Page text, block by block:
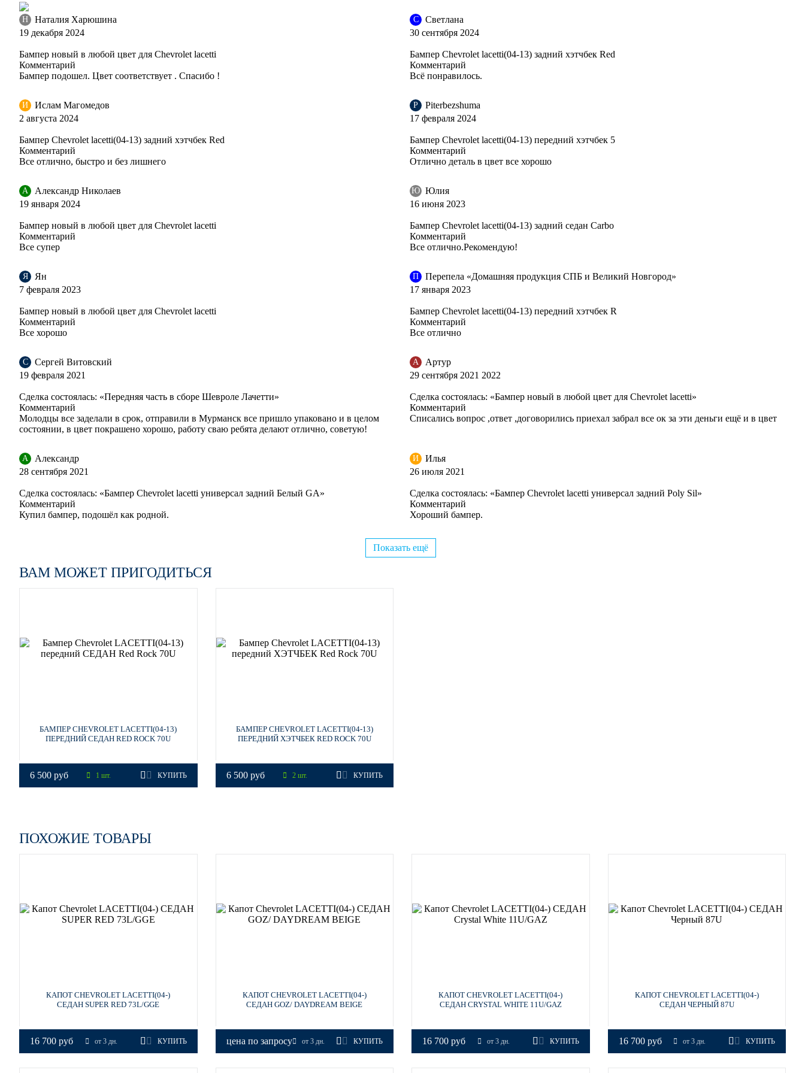
GAZ, 40R, 8624 - SUMMIT WHITE, OLYMPIC WHITE, SCHNEEWEISS, ARCTIC WHITE, BIALY SUMMIT (СОЛИД)
70U - RED ROCK
70U - RED ROCK
70U - RED ROCK
58U - DARK TURQUOISE
58U - DARK TURQUOISE
58U - DARK TURQUOISE
15U, 26V - IMPERIAL BLUE
87U - PEARL BLACK
92U, GCY - POLY SILVER
92U, GCY - POLY SILVER
Н
Наталия Харюшина
19 декабря 2024
Бампер новый в любой цвет для Chevrolet lacetti
Комментарий
Бампер подошел. Цвет соответствует . Спасибо !
С
Светлана
30 сентября 2024
Бампер Chevrolet lacetti(04-13) задний хэтчбек Red
Комментарий
Всё понравилось.
И
Ислам Магомедов
2 августа 2024
Бампер Chevrolet lacetti(04-13) задний хэтчбек Red
Комментарий
Все отлично, быстро и без лишнего
P
Piterbezshuma
17 февраля 2024
Бампер Chevrolet lacetti(04-13) передний хэтчбек 5
Комментарий
Отлично деталь в цвет все хорошо
А
Александр Николаев
19 января 2024
Бампер новый в любой цвет для Chevrolet lacetti
Комментарий
Все супер
Ю Юлия
16 июня 2023
Бампер Chevrolet lacetti(04-13) задний седан Carbo
Комментарий
Все отлично.Рекомендую!
Я
Ян
7 февраля 2023
Бампер новый в любой цвет для Chevrolet lacetti
Комментарий
Все хорошо
П
Перепела «Домашняя продукция СПБ и Великий Новгород»
17 января 2023
Бампер Chevrolet lacetti(04-13) передний хэтчбек R
Комментарий
Все отлично
С
Сергей Витовский
19 февраля 2021
Сделка состоялась: «Передняя часть в сборе Шевроле Лачетти»
Комментарий
Молодцы все заделали в срок, отправили в Мурманск все пришло упаковано и в целом
состоянии, в цвет покрашено хорошо, работу сваю ребята делают отлично, советую!
А
Артур
29 сентября 2021 2022
Сделка состоялась: «Бампер новый в любой цвет для Chevrolet lacetti»
Комментарий
Списались вопрос ,ответ ,договорились приехал забрал все ок за эти деньги ещё и в цвет
А
Александр
28 сентября 2021
Сделка состоялась: «Бампер Chevrolet lacetti универсал задний Белый GA»
Комментарий
Купил бампер, подошёл как родной.
И
Илья
26 июля 2021
Сделка состоялась: «Бампер Chevrolet lacetti универсал задний Poly Sil»
Комментарий
Хороший бампер.
Показать ещё
ВАМ МОЖЕТ ПРИГОДИТЬСЯ
БАМПЕР CHEVROLET LACETTI(04-13)
ПЕРЕДНИЙ СЕДАН RED ROCK 70U
6 500 руб 1 шт. КУПИТЬ
БАМПЕР CHEVROLET LACETTI(04-13)
ПЕРЕДНИЙ ХЭТЧБЕК RED ROCK 70U
6 500 руб 2 шт. КУПИТЬ
ПОХОЖИЕ ТОВАРЫ
КАПОТ CHEVROLET LACETTI(04-)
СЕДАН SUPER RED 73L/GGE
16 700 руб от 3 дн. КУПИТЬ
КАПОТ CHEVROLET LACETTI(04-)
СЕДАН GOZ/ DAYDREAM BEIGE
цена по запросу от 3 дн. КУПИТЬ
КАПОТ CHEVROLET LACETTI(04-)
СЕДАН CRYSTAL WHITE 11U/GAZ
16 700 руб от 3 дн. КУПИТЬ
КАПОТ CHEVROLET LACETTI(04-)
СЕДАН ЧЕРНЫЙ 87U
16 700 руб от 3 дн. КУПИТЬ